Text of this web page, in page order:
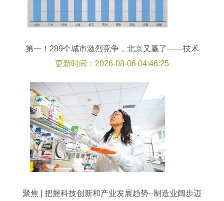
第一！289个城市激烈竞争，北京又赢了——技术
研究和试验发展再夺冠
更新时间：2026-08-06 04:46:25
聚焦 | 把握科技创新和产业发展趋势--制造业阔步迈